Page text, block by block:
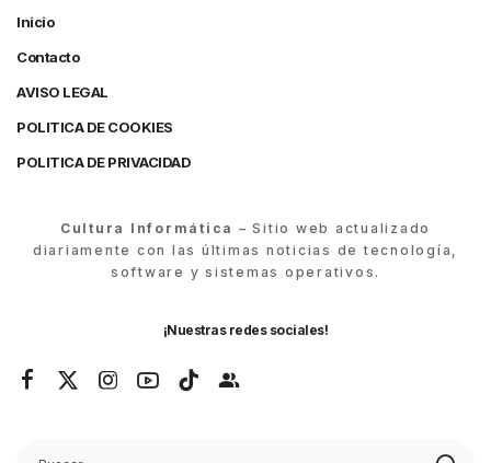
Inicio
Contacto
AVISO LEGAL
POLITICA DE COOKIES
POLITICA DE PRIVACIDAD
Cultura Informática – Sitio web actualizado
diariamente con las últimas noticias de tecnología,
software y sistemas operativos.
¡Nuestras redes sociales!